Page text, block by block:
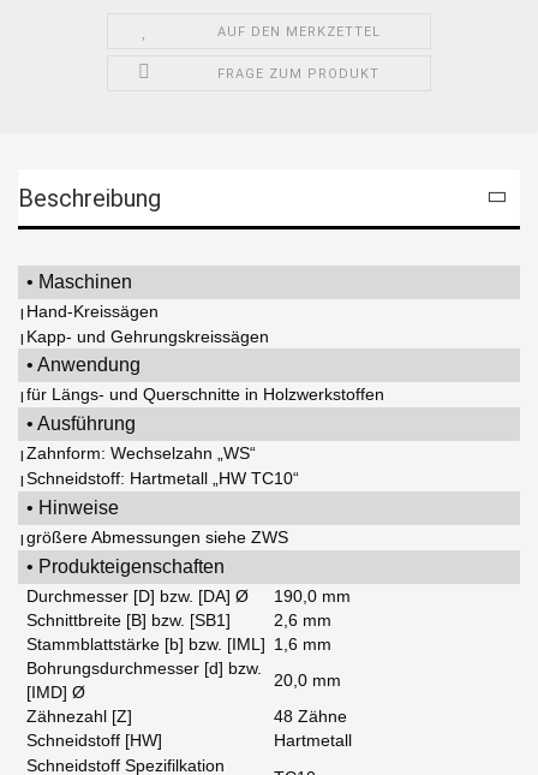
AUF DEN MERKZETTEL
FRAGE ZUM PRODUKT
Beschreibung
• Maschinen
| Hand-Kreissägen
| Kapp- und Gehrungskreissägen
• Anwendung
| für Längs- und Querschnitte in Holzwerkstoffen
• Ausführung
| Zahnform: Wechselzahn „WS“
| Schneidstoff: Hartmetall „HW TC10“
• Hinweise
| größere Abmessungen siehe ZWS
• Produkteigenschaften
Durchmesser [D] bzw. [DA] Ø
190,0 mm
Schnittbreite [B] bzw. [SB1]
2,6 mm
Stammblattstärke [b] bzw. [IML] 1,6 mm
Bohrungsdurchmesser [d] bzw.
[IMD] Ø
20,0 mm
Zähnezahl [Z]
48 Zähne
Schneidstoff [HW]
Hartmetall
Schneidstoff Spezifilkation